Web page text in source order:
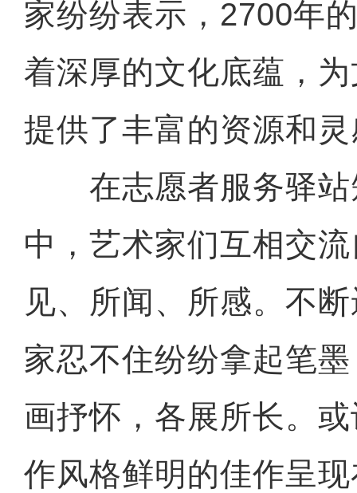
家纷纷表示，2700年
着深厚的文化底蕴，
提供了丰富的资源和
在志愿者服务驿站
中，艺术家们互相交
见、所闻、所感。不
家忍不住纷纷拿起笔
画抒怀，各展所长。
作风格鲜明的佳作呈